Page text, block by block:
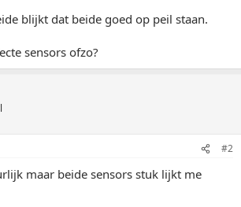
blijkt dat beide goed op peil staan.
sensors ofzo?
#2
maar beide sensors stuk lijkt me